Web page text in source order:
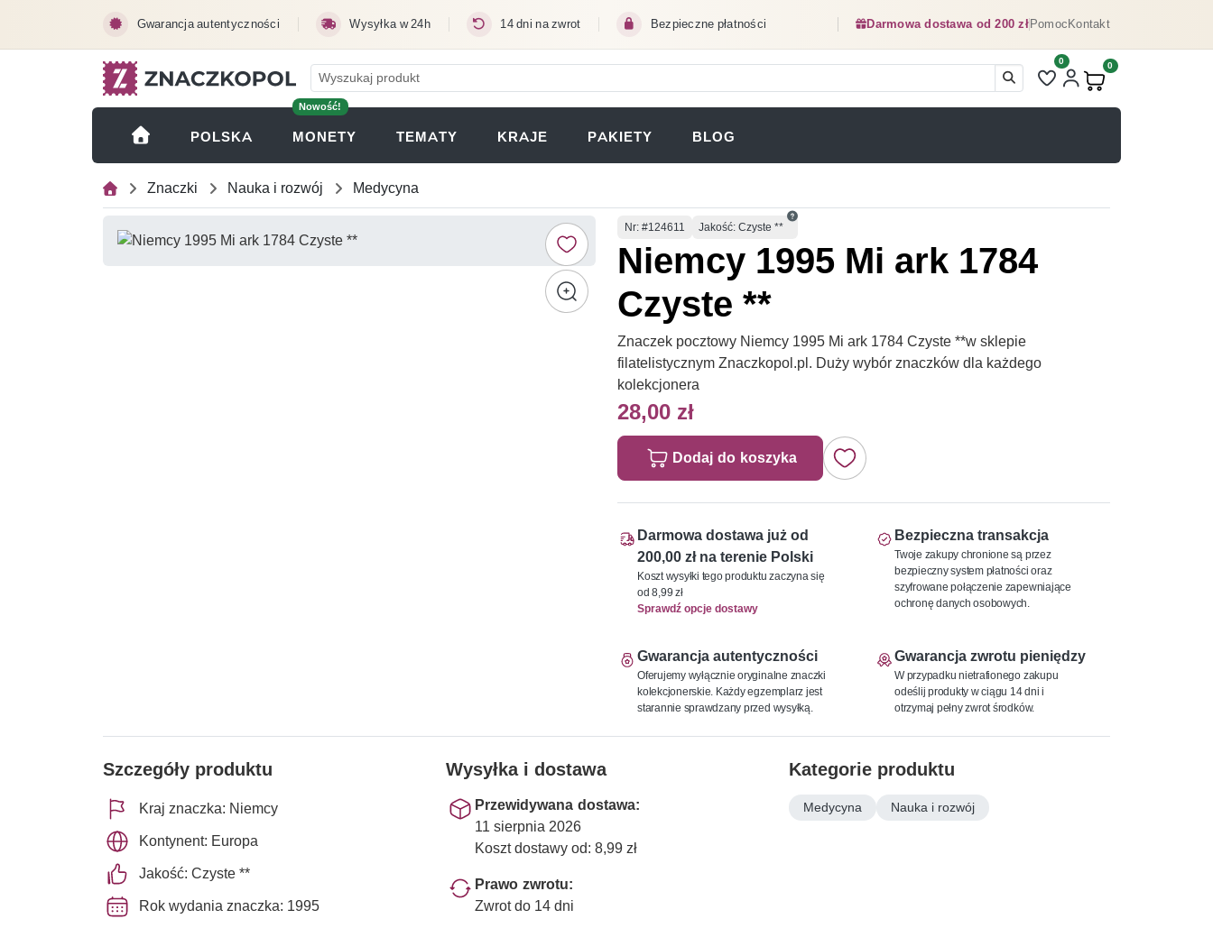
Gwarancja autentyczności Wysyłka w 24h 14 dni na zwrot Bezpieczne płatności Darmowa dostawa od 200 złPomocKontakt
Liczba pozycji na liście
0
Produkty w koszyku:
0
POLSKA
Nowość!
MONETY (OTWIERA SIĘ W NOWEJ KARCIE)
TEMATY KRAJE PAKIETY BLOG
Znaczki Nauka i rozwój Medycyna
Numer
Nr: #124611 Jakość: Czyste **
Niemcy 1995 Mi ark 1784
Czyste **
Znaczek pocztowy Niemcy 1995 Mi ark 1784 Czyste **w sklepie
filatelistycznym Znaczkopol.pl. Duży wybór znaczków dla każdego
kolekcjonera
28,00 zł
Dodaj do koszyka
Darmowa dostawa już od
200,00 zł na terenie Polski
Koszt wysyłki tego produktu zaczyna się
od 8,99 zł
Sprawdź opcje dostawy
Bezpieczna transakcja
Twoje zakupy chronione są przez
bezpieczny system płatności oraz
szyfrowane połączenie zapewniające
ochronę danych osobowych.
Gwarancja autentyczności
Oferujemy wyłącznie oryginalne znaczki
kolekcjonerskie. Każdy egzemplarz jest
starannie sprawdzany przed wysyłką.
Gwarancja zwrotu pieniędzy
W przypadku nietrafionego zakupu
odeślij produkty w ciągu 14 dni i
otrzymaj pełny zwrot środków.
Szczegóły produktu
Kraj znaczka: Niemcy
Kontynent: Europa
Jakość: Czyste **
Rok wydania znaczka: 1995
Wysyłka i dostawa
Przewidywana dostawa:
11 sierpnia 2026
Koszt dostawy od: 8,99 zł
Prawo zwrotu:
Zwrot do 14 dni
Kategorie produktu
Medycyna Nauka i rozwój